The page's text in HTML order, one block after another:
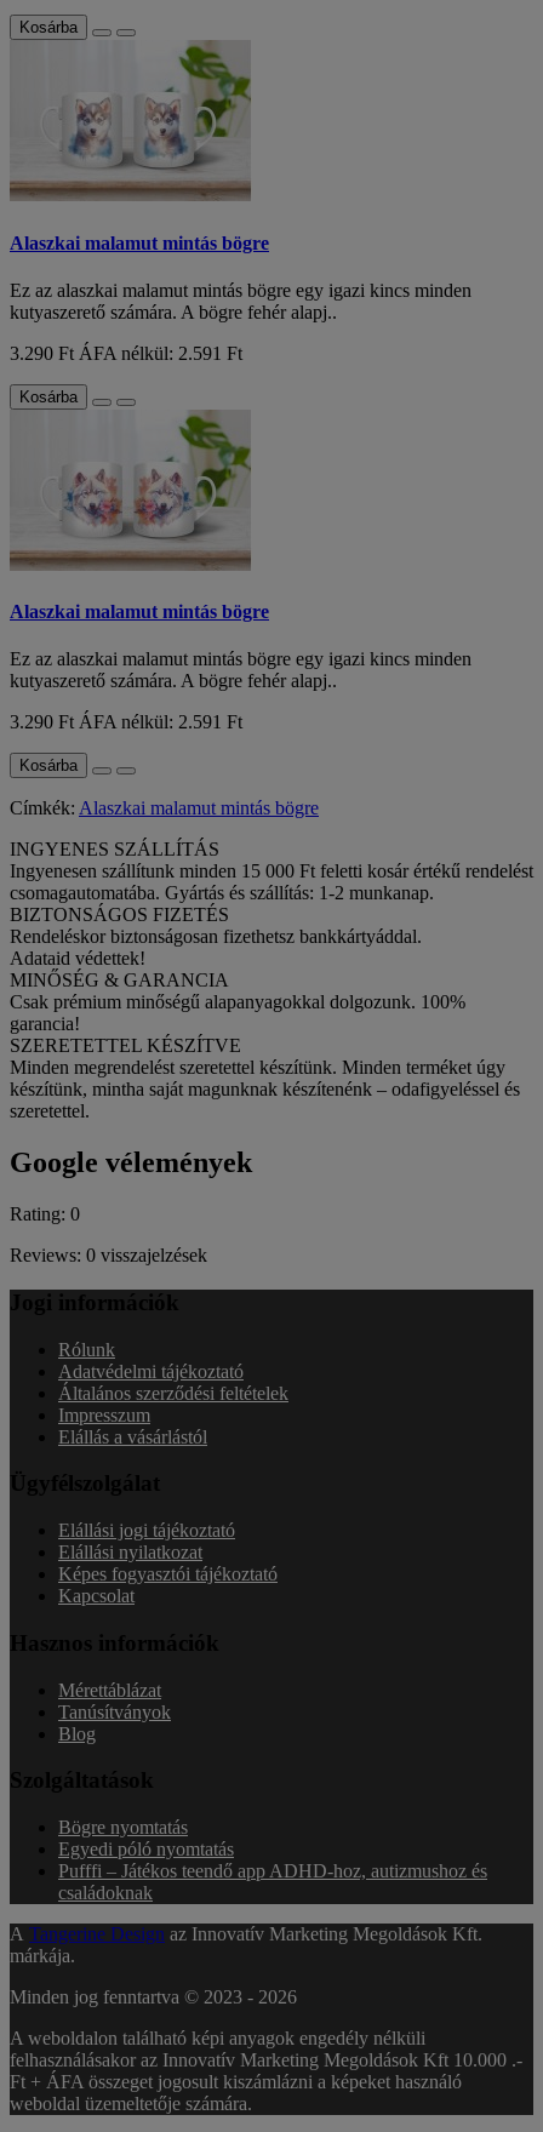
Kosárba
Alaszkai malamut mintás bögre
Ez az alaszkai malamut mintás bögre egy igazi kincs minden
kutyaszerető számára. A bögre fehér alapj..
3.290 Ft ÁFA nélkül: 2.591 Ft
Kosárba
Alaszkai malamut mintás bögre
Ez az alaszkai malamut mintás bögre egy igazi kincs minden
kutyaszerető számára. A bögre fehér alapj..
3.290 FtÁFA nélkül: 2.591 Ft
Kosárba
Címkék: Alaszkai malamut mintás bögre
INGYENES SZÁLLÍTÁS
Ingyenesen szállítunk minden 15 000 Ft feletti kosár értékű rendelést
csomagautomatába. Gyártás és szállítás: 1-2 munkanap.
BIZTONSÁGOS FIZETÉS
Rendeléskor biztonságosan fizethetsz bankkártyáddal.
Adataid védettek!
MINŐSÉG & GARANCIA
Csak prémium minőségű alapanyagokkal dolgozunk. 100%
garancia!
SZERETETTEL KÉSZÍTVE
Minden megrendelést szeretettel készítünk. Minden terméket úgy
készítünk, mintha saját magunknak készítenénk – odafigyeléssel és
szeretettel.
Google vélemények
Rating: 0
Reviews: 0 visszajelzések
Jogi információk
Rólunk
Adatvédelmi tájékoztató
Általános szerződési feltételek
Impresszum
Elállás a vásárlástól
Ügyfélszolgálat
Elállási jogi tájékoztató
Elállási nyilatkozat
Képes fogyasztói tájékoztató
Kapcsolat
Hasznos információk
Mérettáblázat
Tanúsítványok
Blog
Szolgáltatások
Bögre nyomtatás
Egyedi póló nyomtatás
Pufffi – Játékos teendő app ADHD-hoz, autizmushoz és
családoknak
A Tangerine Design az Innovatív Marketing Megoldások Kft.
márkája.
Minden jog fenntartva © 2023 - 2026
A weboldalon található képi anyagok engedély nélküli
felhasználásakor az Innovatív Marketing Megoldások Kft 10.000 .-
Ft + ÁFA összeget jogosult kiszámlázni a képeket használó
weboldal üzemeltetője számára.